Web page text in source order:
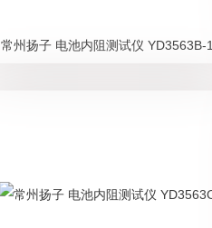
常州扬子 电池内阻测试仪 YD3563B-1